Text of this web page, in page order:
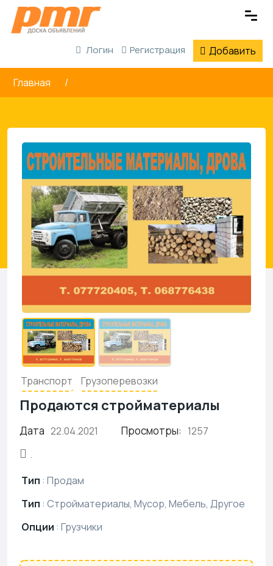
Логин Регистрация Добавить
Главная
Транспорт Грузоперевозки
Продаются стройматериалы
Дата 22.04.2021 Просмотры: 1257
.
Тип : Продам
Тип : Стройматериалы, Мусор, Мебель, Другое
Опции : Грузчики